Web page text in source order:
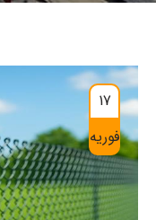
17
فوریه